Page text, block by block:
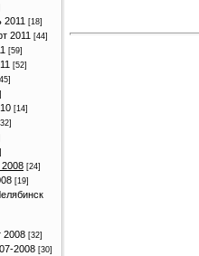
2011 [18]
2011 [44]
[59]
[52]
[14]
[24]
[19]
2008 [32]
2008 [30]